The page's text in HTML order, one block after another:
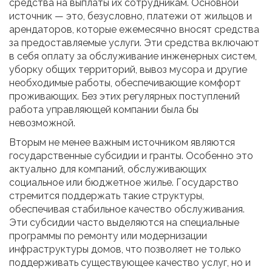
средства на выплаты их сотрудникам. Основной
источник — это, безусловно, платежи от жильцов и
арендаторов, которые ежемесячно вносят средства
за предоставляемые услуги. Эти средства включают
в себя оплату за обслуживание инженерных систем,
уборку общих территорий, вывоз мусора и другие
необходимые работы, обеспечивающие комфорт
проживающих. Без этих регулярных поступлений
работа управляющей компании была бы
невозможной.
Вторым не менее важным источником являются
государственные субсидии и гранты. Особенно это
актуально для компаний, обслуживающих
социальное или бюджетное жилье. Государство
стремится поддержать такие структуры,
обеспечивая стабильное качество обслуживания.
Эти субсидии часто выделяются на специальные
программы по ремонту или модернизации
инфраструктуры домов, что позволяет не только
поддерживать существующее качество услуг, но и